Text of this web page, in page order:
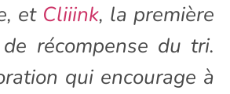
et Cliiink, la première
récompense du tri.
qui encourage à